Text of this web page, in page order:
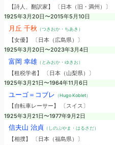
【詩人、翻訳家】 〔日本（旧・満州）〕
1925年3月20日〜2015年5月10日
月丘 千秋 （つきおか・ちあき）
【女優】 〔日本（広島県）〕
1925年3月20日〜2023年3月4日
富岡 幸雄（とみおか・ゆきお）
【租税学者】 〔日本（山梨県）〕
1925年3月21日〜1964年11月6日
ユーゴ＝コブレ （Hugo Koblet）
【自転車レーサー】 〔スイス〕
1925年3月21日〜1977年9月2日
信夫山 治貞 （しのぶやま・はるさだ）
【相撲】 〔日本（福島県）〕